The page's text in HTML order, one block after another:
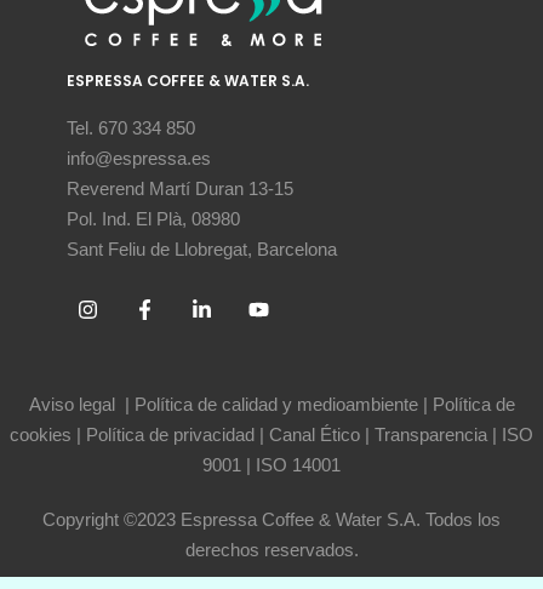
ESPRESSA COFFEE & WATER S.A.
Tel. 670 334 850
info@espressa.es
Reverend Martí Duran 13-15
Pol. Ind. El Plà, 08980
Sant Feliu de Llobregat, Barcelona
Aviso legal | Política de calidad y medioambiente| Política de
cookies | Política de privacidad | Canal Ético | Transparencia | ISO
9001 | ISO 14001
Copyright ©2023 Espressa Coffee & Water S.A. Todos los
derechos reservados.